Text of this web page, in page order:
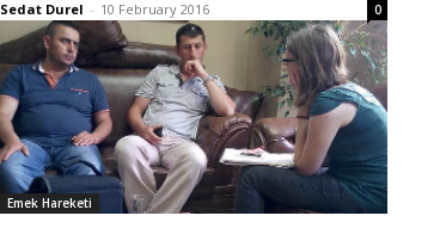
Sedat Durel - 10 February 2016 0
Emek Hareketi